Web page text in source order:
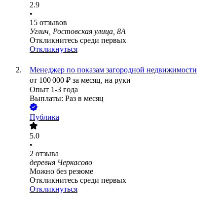
2.9
•
15 отзывов
Углич, Ростовская улица, 8А
Откликнитесь среди первых
Откликнуться
Менеджер по показам загородной недвижимости
от 100 000 ₽ за месяц, на руки
Опыт 1-3 года
Выплаты: Раз в месяц
Публика
5.0
•
2 отзыва
деревня Черкасово
Можно без резюме
Откликнитесь среди первых
Откликнуться